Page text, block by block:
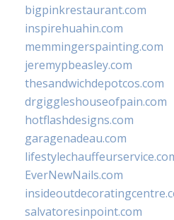
bigpinkrestaurant.com
inspirehuahin.com
memmingerspainting.com
jeremypbeasley.com
thesandwichdepotcos.com
drgiggleshouseofpain.com
hotflashdesigns.com
garagenadeau.com
EverNewNails.com
salvatoresinpoint.com